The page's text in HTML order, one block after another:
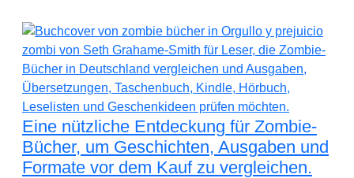
Eine nützliche Entdeckung für Zombie-
Bücher, um Geschichten, Ausgaben und
Formate vor dem Kauf zu vergleichen.